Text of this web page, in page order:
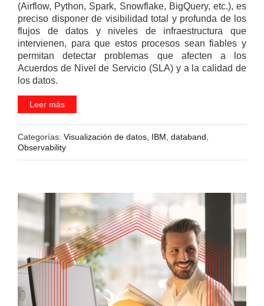
(Airflow, Python, Spark, Snowflake, BigQuery, etc.), es
preciso disponer de visibilidad total y profunda de los
flujos de datos y niveles de infraestructura que
intervienen, para que estos procesos sean fiables y
permitan detectar problemas que afecten a los
Acuerdos de Nivel de Servicio (SLA) y a la calidad de
los datos.
Leer más
Categorías: Visualización de datos IBM databand
Observability